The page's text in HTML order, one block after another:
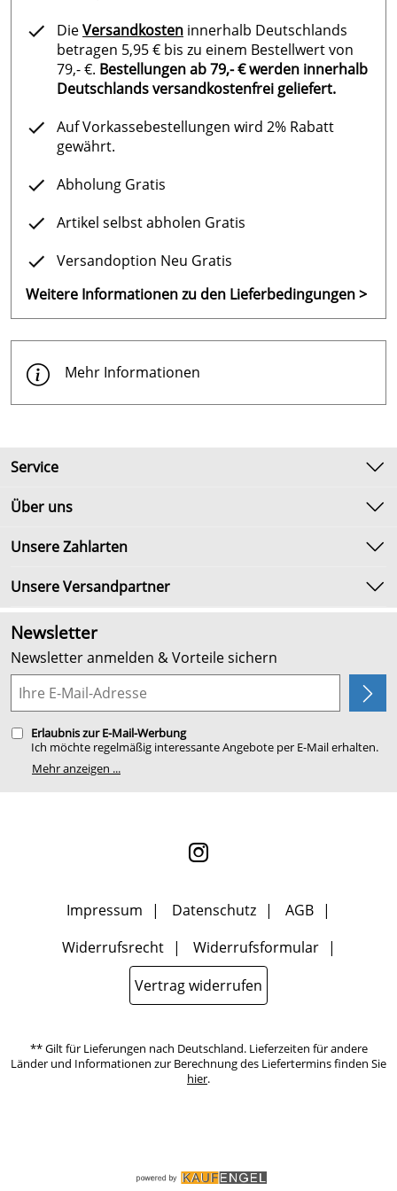
DieVersandkosten innerhalb Deutschlands
betragen 5,95 € bis zu einem Bestellwert von
79,- €. Bestellungen ab 79,- € werden innerhalb
Deutschlands versandkostenfrei geliefert.
Auf Vorkassebestellungen wird 2% Rabatt
gewährt.
Abholung Gratis
Artikel selbst abholen Gratis
Versandoption Neu Gratis
Weitere Informationen zu den Lieferbedingungen >
Mehr Informationen
Service
Kontakt
Umtausch & Rückgabe
Lieferbedingungen
Über uns
Unsere Bestseller
Neu
Angebote
Kundenbewertungen (2.655)
4,9/5*****
Planung
Unsere Zahlarten
Unsere Versandpartner
Newsletter
Newsletter anmelden & Vorteile sichern
Erlaubnis zur E-Mail-Werbung
Ich möchte regelmäßig interessante Angebote per E-Mail erhalten.
weitergegeben. Zu statistischen Zwecken wird in anonymer Form
ich den Link "Abmelden" am Ende des Newsletters anklicke oder die
Option Newsletter im Mitgliederbereich deaktiviere. Die
habe ich zur Kenntnis genommen.
Mehr anzeigen ...
Impressum Datenschutz
AGB
Widerrufsrecht
Widerrufsformular
Vertrag widerrufen
** Gilt für Lieferungen nach Deutschland. Lieferzeiten für andere
Länder und Informationen zur Berechnung des Liefertermins finden Sie
hier.